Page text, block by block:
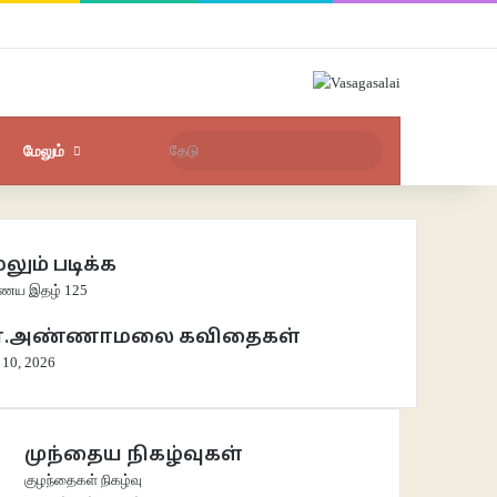
மேலும்
படிக்க
இதழ் 125
கவிதைகள்
2026
முந்தைய நிகழ்வுகள்
குழந்தைகள் நிகழ்வு